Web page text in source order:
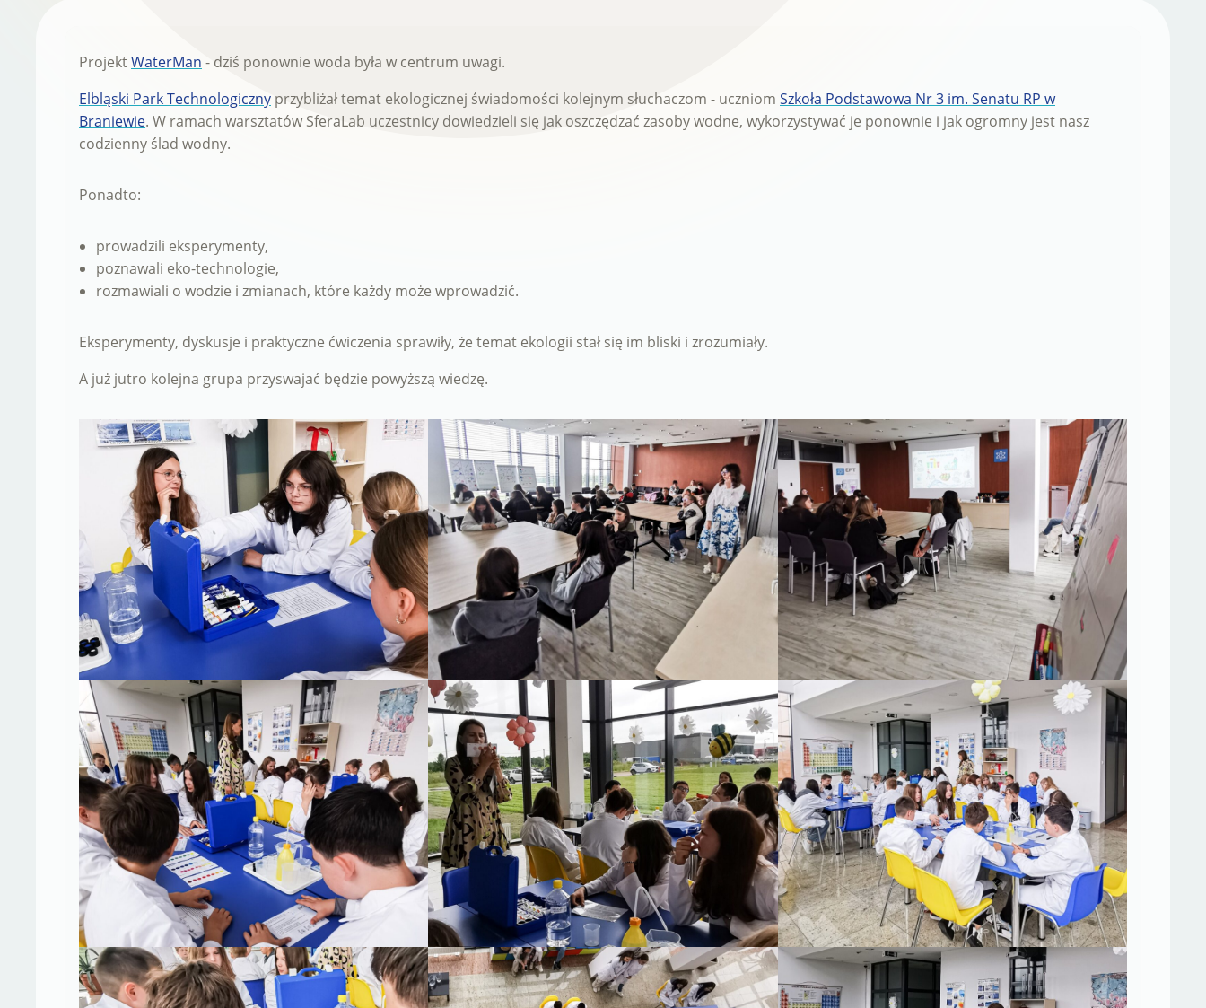
ProjektWaterMan - dziś ponownie woda była w centrum uwagi.
Elbląski Park Technologiczny przybliżał temat ekologicznej świadomości kolejnym słuchaczom - uczniom Szkoła Podstawowa Nr 3 im. Senatu RP w
Braniewie. W ramach warsztatów SferaLab uczestnicy dowiedzieli się jak oszczędzać zasoby wodne, wykorzystywać je ponownie i jak ogromny jest nasz
codzienny ślad wodny.
Ponadto:
prowadzili eksperymenty,
poznawali eko-technologie,
rozmawiali o wodzie i zmianach, które każdy może wprowadzić.
Eksperymenty, dyskusje i praktyczne ćwiczenia sprawiły, że temat ekologii stał się im bliski i zrozumiały.
A już jutro kolejna grupa przyswajać będzie powyższą wiedzę.